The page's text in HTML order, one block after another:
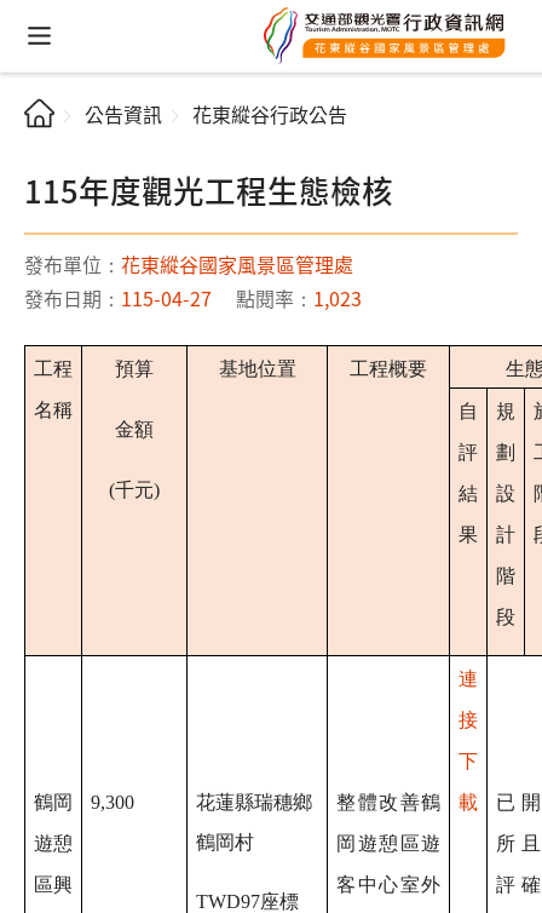
公告資訊 花東縱谷行政公告
115年度觀光工程生態檢核
發布單位： 花東縱谷國家風景區管理處
發布日期： 115-04-27 點閱率： 1,023
工程
名稱
預算
金額
(千元)
基地位置 工程概要 生
自
評
結
果
規
劃
設
計
階
段
鶴岡
遊憩
區興
9,300
花蓮縣瑞穗鄉
鶴岡村
TWD97座標
整體改善鶴
岡遊憩區遊
客中心室外
連
接
下
載
已
所
評